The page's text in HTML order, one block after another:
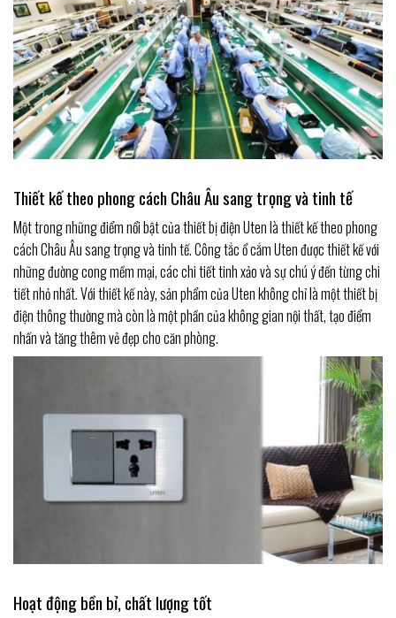
Thiết kế theo phong cách Châu Âu sang trọng và tinh tế
Một trong những điểm nổi bật của thiết bị điện Uten là thiết kế theo phong
cách Châu Âu sang trọng và tinh tế. Công tắc ổ cắm Uten được thiết kế với
những đường cong mềm mại, các chi tiết tinh xảo và sự chú ý đến từng chi
tiết nhỏ nhất. Với thiết kế này, sản phẩm của Uten không chỉ là một thiết bị
điện thông thường mà còn là một phần của không gian nội thất, tạo điểm
nhấn và tăng thêm vẻ đẹp cho căn phòng.
Hoạt động bền bỉ, chất lượng tốt